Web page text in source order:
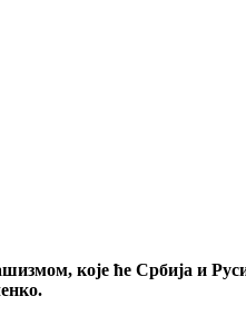
које ће Србија и